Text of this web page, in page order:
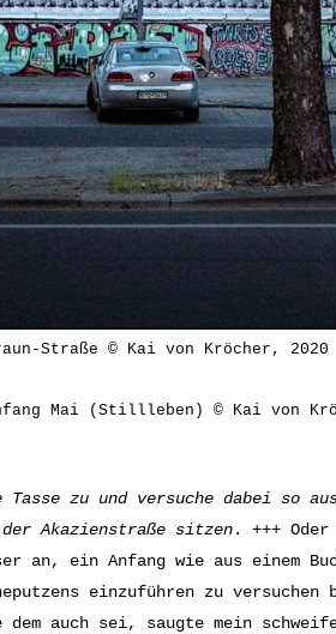
Straße © Kai von Kröcher, 2020
Mai (Stillleben) © Kai von
zu und versuche dabei so
Akazienstraße sitzen. +++
an, ein Anfang wie aus einem
einzuführen zu
dem auch sei, saugte mein